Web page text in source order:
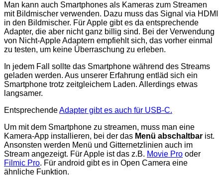
Man kann auch Smartphones als Kameras zum Streamen
mit Bildmischer verwenden. Dazu muss das Signal via HDMI
in den Bildmischer. Für Apple gibt es da entsprechende
Adapter, die aber nicht ganz billig sind. Bei der Verwendung
von Nicht-Apple Adaptern empfiehlt sich, das vorher einmal
zu testen, um keine Überraschung zu erleben.
In jedem Fall sollte das Smartphone während des Streams
geladen werden. Aus unserer Erfahrung entläd sich ein
Smartphone trotz zeitgleichem Laden. Allerdings etwas
langsamer.
EntsprechendeAdapter gibt es auch für USB-C.
Um mit dem Smartphone zu streamen, muss man eine
Kamera-App installieren, bei der das Menü abschaltbar ist.
Ansonsten werden Menü und Gitternetzlinien auch im
Stream angezeigt. Für Apple ist das z.B. Movie Pro oder
Filmic Pro. Für android gibt es in Open Camera eine
ähnliche Funktion.